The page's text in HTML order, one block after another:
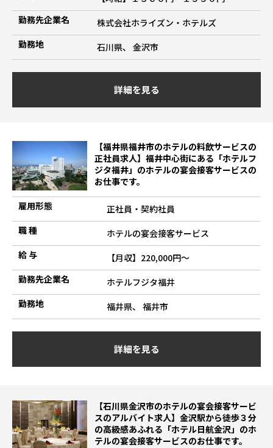
勤務先企業名
株式会社ホライズン・ホテルズ
勤務地
石川県、 金沢市
詳細を見る
【福井県福井市のホテルの料飲サービスの
正社員求人】福井中心街にある「ホテルフ
ジタ福井」のホテルの宴会接客サービスの
お仕事です。
雇用形態
正社員・契約社員
職 種
ホテルの宴会接客サービス
給 与
【月収】220,000円～
勤務先企業名
ホテルフジタ福井
勤務地
福井県、 福井市
詳細を見る
【石川県金沢市のホテルの宴会接客サービ
スのアルバイト求人】金沢駅から徒歩３分
の高級感あふれる「ホテル日航金沢」のホ
テルの宴会接客サービスのお仕事です。